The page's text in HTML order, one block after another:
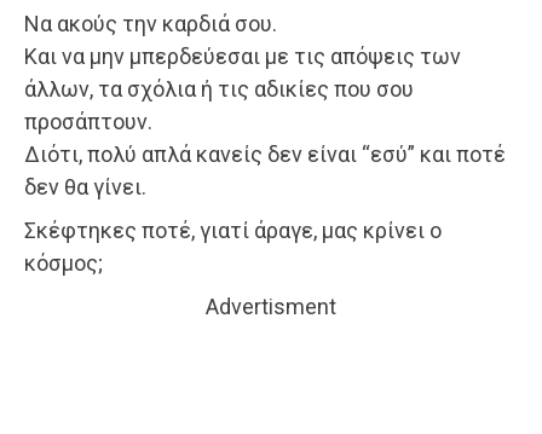
Να ακούς την καρδιά σου.
Και να μην μπερδεύεσαι με τις απόψεις των
άλλων, τα σχόλια ή τις αδικίες που σου
προσάπτουν.
Διότι, πολύ απλά κανείς δεν είναι “εσύ” και ποτέ
δεν θα γίνει.
Σκέφτηκες ποτέ, γιατί άραγε, μας κρίνει ο
κόσμος;
Advertisment